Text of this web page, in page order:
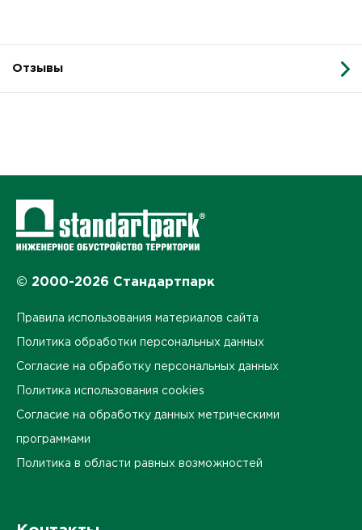
Отзывы
© 2000-2026 Стандартпарк
Правила использования материалов сайта
Политика обработки персональных данных
Согласие на обработку персональных данных
Политика использования cookies
Согласие на обработку данных метрическими
программами
Политика в области равных возможностей